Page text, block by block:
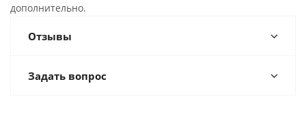
дополнительно.
Отзывы
Задать вопрос